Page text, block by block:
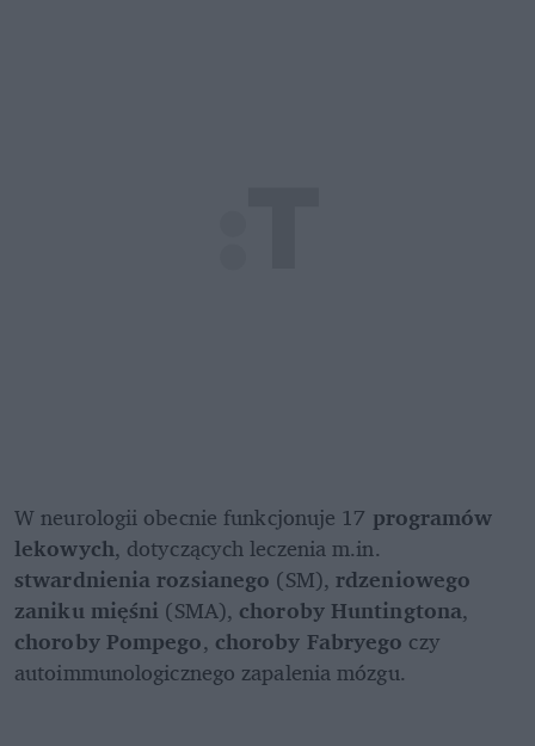
W neurologii obecnie funkcjonuje 17 programów
lekowych
stwardnienia rozsianego (SM), rdzeniowego
zaniku mięśni (SMA), choroby Huntingtona
choroby Pompego, choroby Fabryego czy
autoimmunologicznego zapalenia mózgu.